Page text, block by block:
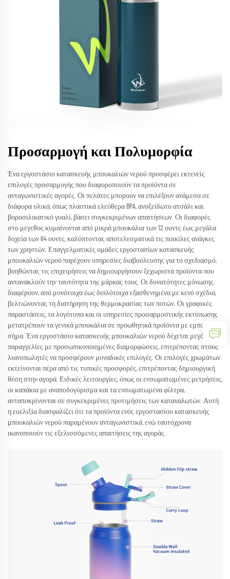
Προσαρμογή και Πολυμορφία
Ένα εργοστάσιο κατασκευής μπουκαλιών νερού προσφέρει εκτενείς
επιλογές προσαρμογής που διαφοροποιούν τα προϊόντα σε
ανταγωνιστικές αγορές. Οι πελάτες μπορούν να επιλέξουν ανάμεσα σε
διάφορα υλικά, όπως πλαστικά ελεύθερα BPA, ανοξείδωτο ατσάλι και
βοροσιλικατικό γυαλί, βάσει συγκεκριμένων απαιτήσεων. Οι διαφορές
στο μέγεθος κυμαίνονται από μικρά μπουκάλια των 12 ουντς έως μεγάλα
δοχεία των 64 ουντς, καλύπτοντας αποτελεσματικά τις ποικίλες ανάγκες
των χρηστών. Επαγγελματικές ομάδες εργοστασίων κατασκευής
μπουκαλιών νερού παρέχουν υπηρεσίες διαβούλευσης για το σχεδιασμό,
βοηθώντας τις επιχειρήσεις να δημιουργήσουν ξεχωριστά προϊόντα που
αντανακλούν την ταυτότητα της μάρκας τους. Οι δυνατότητες μόνωσης
διαφέρουν, από μονότοιχα έως διπλότοιχα εξασθενημένα με κενό σχέδια,
βελτιώνοντας τη διατήρηση της θερμοκρασίας των ποτών. Οι γραφικές
παραστάσεις, τα λογότυπα και οι υπηρεσίες προσαρμοστικής εκτύπωσης
μετατρέπουν τα γενικά μπουκάλια σε προωθητικά προϊόντα με εμπορικό
σήμα. Ένα εργοστάσιο κατασκευής μπουκαλιών νερού δέχεται μεγάλες
παραγγελίες με προσωπικοποιημένες διαμορφώσεις, επιτρέποντας στους
λιανοπωλητές να προσφέρουν μοναδικές επιλογές. Οι επιλογές χρωμάτων
εκτείνονται πέρα από τις τυπικές προσφορές, επιτρέποντας δημιουργική
θέση στην αγορά. Ειδικές λειτουργίες, όπως οι ενσωματωμένες μετρήσεις,
οι καπάκια με αναποδογύρισμα και τα ενσωματωμένα φίλτρα,
ανταποκρίνονται σε συγκεκριμένες προτιμήσεις των καταναλωτών. Αυτή
η ευελιξία διασφαλίζει ότι τα προϊόντα ενός εργοστασίου κατασκευής
μπουκαλιών νερού παραμένουν ανταγωνιστικά, ενώ ταυτόχρονα
ικανοποιούν τις εξελισσόμενες απαιτήσεις της αγοράς.